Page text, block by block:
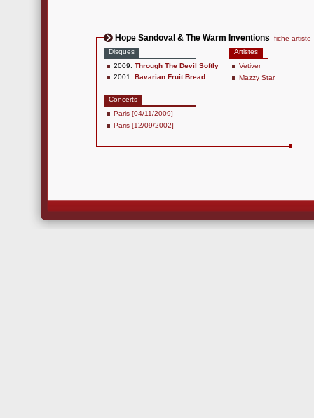
Hope Sandoval & The Warm Inventions
fiche artiste
Disques
2009: Through The Devil Softly
2001: Bavarian Fruit Bread
Concerts
Paris [04/11/2009]
Paris [12/09/2002]
Artistes
Vetiver
Mazzy Star